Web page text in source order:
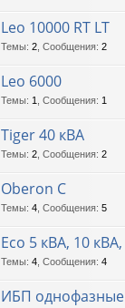
Leo 10000 RT LT
Темы: 2 Сообщения: 2
Leo 6000
Темы: 1 Сообщения: 1
Tiger 40 кВА
Темы: 2 Сообщения: 2
Oberon C
Темы: 4 Сообщения: 5
Eco 5 кВА, 10
Темы: 4 Сообщения: 4
ИБП однофазные